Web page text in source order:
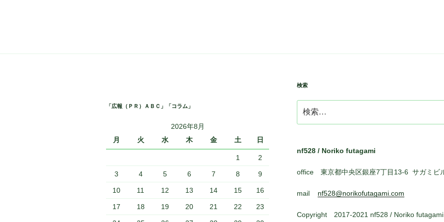
ョ
「広報（ＰＲ）ＡＢＣ」「コラム」
2026年8月
月
火 水 木 金 土 日
1 2
3 4 5 6 7 8 9
10 11 12 13 14 15 16
17 18 19 20 21 22 23
検索
索:
nf528 / Noriko futagami
office 東京都中央区銀座7丁目13-6 サガミビ
mail nf528@norikofutagami.com
Copyright 2017-2021 nf528 / Noriko futagami